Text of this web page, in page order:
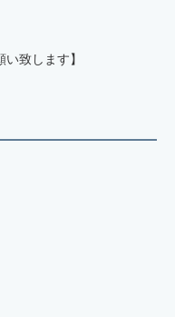
致します】